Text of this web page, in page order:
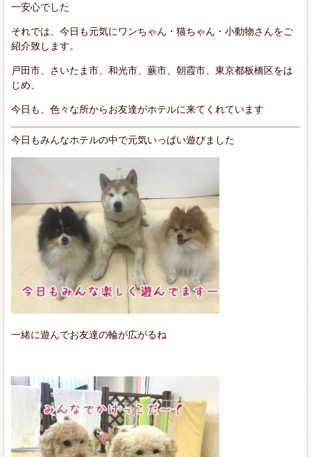
一安心でした
それでは、今日も元気にワンちゃん・猫ちゃん・小動物さんをご
紹介致します。
戸田市、さいたま市、和光市、蕨市、朝霞市、東京都板橋区をは
じめ、
今日も、色々な所からお友達がホテルに来てくれています
今日もみんなホテルの中で元気いっぱい遊びました
一緒に遊んでお友達の輪が広がるね